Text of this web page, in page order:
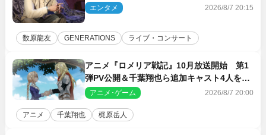
乗せてお届けできれば」
エンタメ 2026/8/7 20:15
数原龍友 GENERATIONS ライブ・コンサート
アニメ『ロメリア戦記』10月放送開始 第1
弾PV公開＆千葉翔也ら追加キャスト4人を発
表アニメ･ゲーム 2026/8/7 20:00
アニメ 千葉翔也 梶原岳人